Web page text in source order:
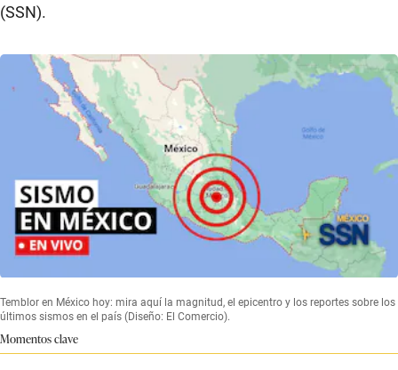
(SSN).
Temblor en México hoy: mira aquí la magnitud, el epicentro y los reportes sobre los
últimos sismos en el país (Diseño: El Comercio).
Momentos clave